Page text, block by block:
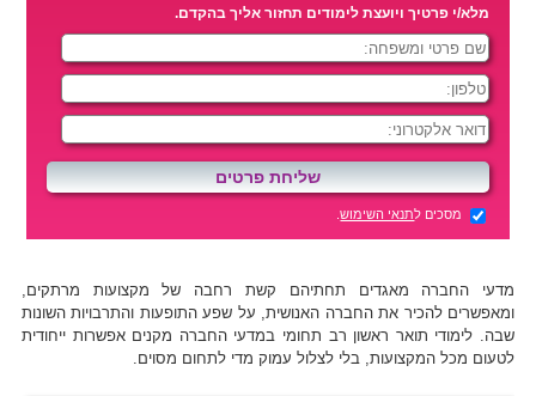
מלא/י פרטיך ויועצת לימודים תחזור אליך בהקדם.
מסכים לתנאי השימוש.
מדעי החברה מאגדים תחתיהם קשת רחבה של מקצועות מרתקים,
ומאפשרים להכיר את החברה האנושית, על שפע התופעות והתרבויות השונות
שבה. לימודי תואר ראשון רב תחומי במדעי החברה מקנים אפשרות ייחודית
לטעום מכל המקצועות, בלי לצלול עמוק מדי לתחום מסוים.